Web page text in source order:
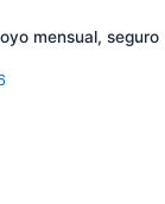
mensual, seguro